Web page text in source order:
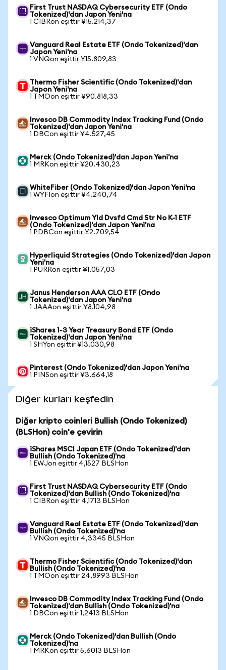
First Trust NASDAQ Cybersecurity ETF (Ondo
Tokenized)'dan Japon Yeni'na
1 CIBRon eşittir ¥15.214,37
Vanguard Real Estate ETF (Ondo Tokenized)'dan
Japon Yeni'na
1 VNQon eşittir ¥15.809,83
Thermo Fisher Scientific (Ondo Tokenized)'dan
Japon Yeni'na
1 TMOon eşittir ¥90.818,33
Invesco DB Commodity Index Tracking Fund (Ondo
Tokenized)'dan Japon Yeni'na
1 DBCon eşittir ¥4.527,45
Merck (Ondo Tokenized)'dan Japon Yeni'na
1 MRKon eşittir ¥20.430,23
WhiteFiber (Ondo Tokenized)'dan Japon Yeni'na
1 WYFIon eşittir ¥4.240,74
Invesco Optimum Yld Dvsfd Cmd Str No K-1 ETF
(Ondo Tokenized)'dan Japon Yeni'na
1 PDBCon eşittir ¥2.709,54
Hyperliquid Strategies (Ondo Tokenized)'dan Japon
Yeni'na
1 PURRon eşittir ¥1.057,03
Janus Henderson AAA CLO ETF (Ondo
Tokenized)'dan Japon Yeni'na
1 JAAAon eşittir ¥8.104,98
iShares 1-3 Year Treasury Bond ETF (Ondo
Tokenized)'dan Japon Yeni'na
1 SHYon eşittir ¥13.030,98
Pinterest (Ondo Tokenized)'dan Japon Yeni'na
1 PINSon eşittir ¥3.664,18
Diğer kurları keşfedin
Diğer kripto coinleri Bullish (Ondo Tokenized)
(BLSHon) coin'e çevirin
iShares MSCI Japan ETF (Ondo Tokenized)'dan
Bullish (Ondo Tokenized)'na
1 EWJon eşittir 4,1527 BLSHon
First Trust NASDAQ Cybersecurity ETF (Ondo
Tokenized)'dan Bullish (Ondo Tokenized)'na
1 CIBRon eşittir 4,1713 BLSHon
Vanguard Real Estate ETF (Ondo Tokenized)'dan
Bullish (Ondo Tokenized)'na
1 VNQon eşittir 4,3345 BLSHon
Thermo Fisher Scientific (Ondo Tokenized)'dan
Bullish (Ondo Tokenized)'na
1 TMOon eşittir 24,8993 BLSHon
Invesco DB Commodity Index Tracking Fund (Ondo
Tokenized)'dan Bullish (Ondo Tokenized)'na
1 DBCon eşittir 1,2413 BLSHon
Merck (Ondo Tokenized)'dan Bullish (Ondo
Tokenized)'na
1 MRKon eşittir 5,6013 BLSHon